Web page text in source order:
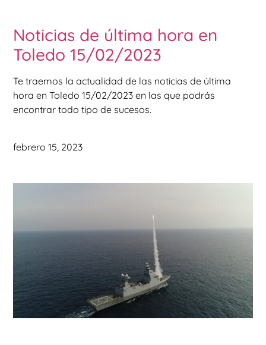
Noticias de última hora en
Toledo 15/02/2023
Te traemos la actualidad de las noticias de última
hora en Toledo 15/02/2023 en las que podrás
encontrar todo tipo de sucesos.
febrero 15, 2023